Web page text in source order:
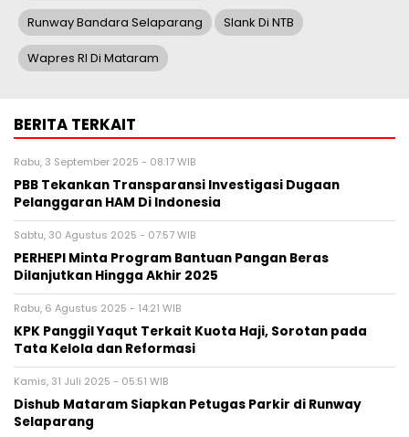
Runway Bandara Selaparang Slank Di NTB
Wapres RI Di Mataram
BERITA TERKAIT
Rabu, 3 September 2025 - 08:17 WIB
PBB Tekankan Transparansi Investigasi Dugaan
Pelanggaran HAM Di Indonesia
Sabtu, 30 Agustus 2025 - 07:57 WIB
PERHEPI Minta Program Bantuan Pangan Beras
Dilanjutkan Hingga Akhir 2025
Rabu, 6 Agustus 2025 - 14:21 WIB
KPK Panggil Yaqut Terkait Kuota Haji, Sorotan pada
Tata Kelola dan Reformasi
Kamis, 31 Juli 2025 - 05:51 WIB
Dishub Mataram Siapkan Petugas Parkir di Runway
Selaparang